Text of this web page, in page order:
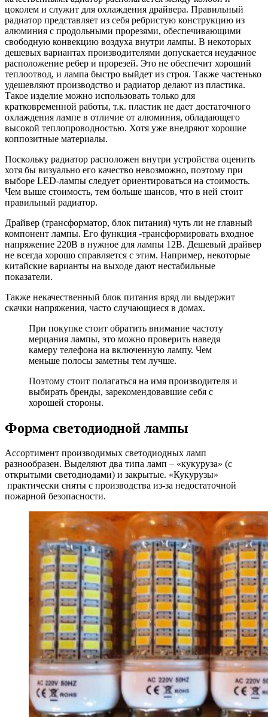
цоколем и служит для охлаждения драйвера. Правильный
радиатор представляет из себя ребристую конструкцию из
алюминия с продольными прорезями, обеспечивающими
свободную конвекцию воздуха внутри лампы. В некоторых
дешевых вариантах производителями допускается неудачное
расположение ребер и прорезей. Это не обеспечит хороший
теплоотвод, и лампа быстро выйдет из строя. Также частенько
удешевляют производство и радиатор делают из пластика.
Такое изделие можно использовать только для
кратковременной работы, т.к. пластик не дает достаточного
охлаждения лампе в отличие от алюминия, обладающего
высокой теплопроводностью. Хотя уже внедряют хорошие
коппозитные материалы.
Поскольку радиатор расположен внутри устройства оценить
хотя бы визуально его качество невозможно, поэтому при
выборе LED-лампы следует ориентироваться на стоимость.
Чем выше стоимость, тем больше шансов, что в ней стоит
правильный радиатор.
Драйвер (трансформатор, блок питания) чуть ли не главный
компонент лампы. Его функция -трансформировать входное
напряжение 220В в нужное для лампы 12В. Дешевый драйвер
не всегда хорошо справляется с этим. Например, некоторые
китайские варианты на выходе дают нестабильные
показатели.
Также некачественный блок питания вряд ли выдержит
скачки напряжения, часто случающиеся в домах.
При покупке стоит обратить внимание частоту
мерцания лампы, это можно проверить наведя
камеру телефона на включенную лампу. Чем
меньше полосы заметны тем лучше.
Поэтому стоит полагаться на имя производителя и
выбирать бренды, зарекомендовавшие себя с
хорошей стороны.
Форма светодиодной лампы
Ассортимент производимых светодиодных ламп
разнообразен. Выделяют два типа ламп – «кукуруза» (с
открытыми светодиодами) и закрытые. «Кукурузы»
практически сняты с производства из-за недостаточной
пожарной безопасности.